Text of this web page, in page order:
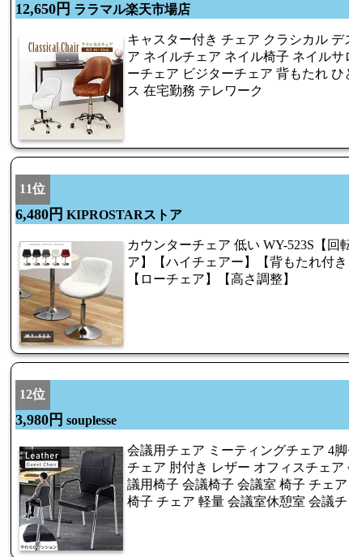
12,650円 ララマル楽天市場店
キャスター付き チェア クラシカル デ
ア ネイルチェア ネイル椅子 ネイル
ーチェア ビジターチェア 背もたれ ひ
ス 在宅勤務 テレワーク
11位
6,480円 KIPROSTARストア
カウンターチェア 低い WY-523S【回
ア】【ハイチェアー】【背もたれ付き
【ローチェア】【高さ調整】
12位
3,980円 souplesse
会議用チェア ミーティングチェア 4
チェア 肘付き レザー オフィスチェ
議用椅子 会議椅子 会議室 椅子 チェ
椅子 チェア 軽量 会議室休憩室 会議